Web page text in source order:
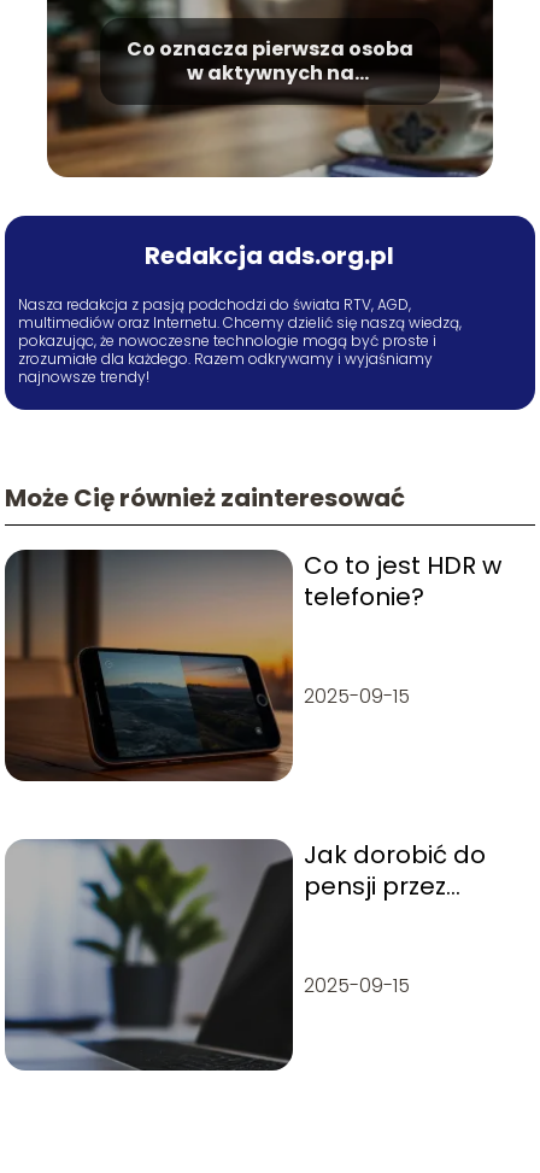
Co oznacza pierwsza osoba
w aktywnych na
Messengerze? Wyjaśniamy
Redakcja ads.org.pl
Nasza redakcja z pasją podchodzi do świata RTV, AGD,
multimediów oraz Internetu. Chcemy dzielić się naszą wiedzą,
pokazując, że nowoczesne technologie mogą być proste i
zrozumiałe dla każdego. Razem odkrywamy i wyjaśniamy
najnowsze trendy!
Może Cię również zainteresować
Co to jest HDR w
telefonie?
2025-09-15
Jak dorobić do
pensji przez
2025-09-15